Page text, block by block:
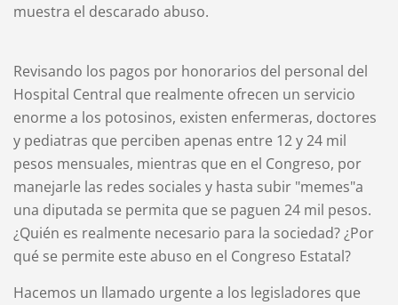
muestra el descarado abuso.
Revisando los pagos por honorarios del personal del
Hospital Central que realmente ofrecen un servicio
enorme a los potosinos, existen enfermeras, doctores
y pediatras que perciben apenas entre 12 y 24 mil
pesos mensuales, mientras que en el Congreso, por
manejarle las redes sociales y hasta subir "memes"a
una diputada se permita que se paguen 24 mil pesos.
¿Quién es realmente necesario para la sociedad? ¿Por
qué se permite este abuso en el Congreso Estatal?
Hacemos un llamado urgente a los legisladores que